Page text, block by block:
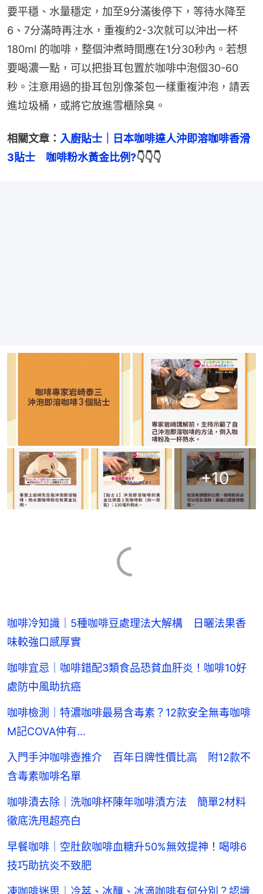
要平穩、水量穩定，加至9分滿後停下，等待水降至
6、7分滿時再注水，重複約2-3次就可以沖出一杯
180ml 的咖啡，整個沖煮時間應在1分30秒內。若想
要喝濃一點，可以把掛耳包置於咖啡中泡個30-60
秒。注意用過的掛耳包別像茶包一樣重複沖泡，請丟
進垃圾桶，或將它放進雪櫃除臭。
相關文章： 入廚貼士｜日本咖啡達人沖即溶咖啡香滑
3貼士　咖啡粉水黃金比例?👇👇👇
+10
咖啡冷知識｜5種咖啡豆處理法大解構 日曬法果香
味較強口感厚實
咖啡宜忌｜咖啡錯配3類食品恐貧血肝炎！咖啡10好
處防中風助抗癌
咖啡檢測｜特濃咖啡最易含毒素？12款安全無毒咖啡
M記COVA仲有...
入門手沖咖啡壺推介 百年日牌性價比高 附12款不
含毒素咖啡名單
咖啡漬去除｜洗咖啡杯陳年咖啡漬方法 簡單2材料
徹底洗甩超亮白
早餐咖啡｜空肚飲咖啡血糖升50%無效提神！喝啡6
技巧助抗炎不致肥
凍咖啡迷思｜冷萃、冰釀、冰滴咖啡有何分別？認識